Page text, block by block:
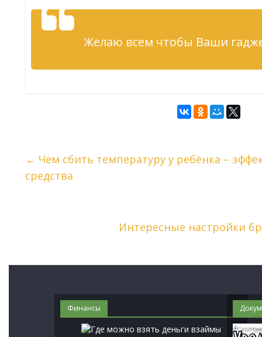
Желаю всем чтобы Ваши
← Чем сбить температуру у ребёнка –
средства
Интересные настройки
Финансы